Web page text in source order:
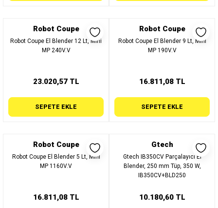
Robot Coupe
Robot Coupe El Blender 12 Lt, Mini
MP 240V.V
23.020,57 TL
SEPETE EKLE
Robot Coupe
Robot Coupe El Blender 9 Lt, Mini
MP 190V.V
16.811,08 TL
SEPETE EKLE
Robot Coupe
Robot Coupe El Blender 5 Lt, Mini
MP 1160V.V
16.811,08 TL
Gtech
Gtech IB350CV Parçalayıcı El
Blender, 250 mm Tüp, 350 W,
IB350CV+BLD250
10.180,60 TL